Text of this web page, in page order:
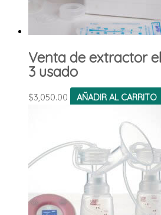
Venta de extractor
3 usado
$3,050.00 AÑADIR AL CARRITO